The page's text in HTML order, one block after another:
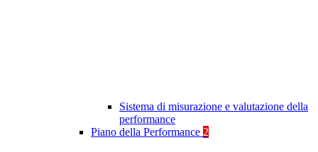
Sistema di misurazione e valutazione della
performance
Piano della Performance 2